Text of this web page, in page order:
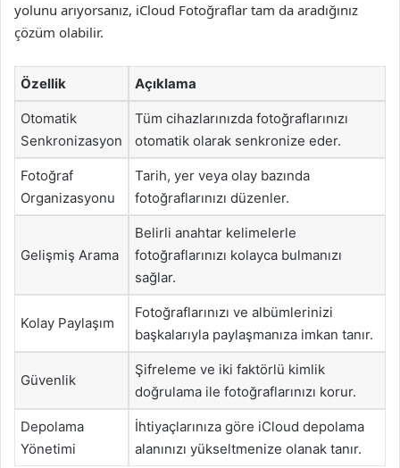
yolunu arıyorsanız, iCloud Fotoğraflar tam da aradığınız
çözüm olabilir.
Özellik Açıklama
Otomatik
Senkronizasyon
Tüm cihazlarınızda fotoğraflarınızı
otomatik olarak senkronize eder.
Fotoğraf
Organizasyonu
Tarih, yer veya olay bazında
fotoğraflarınızı düzenler.
Gelişmiş Arama
Belirli anahtar kelimelerle
fotoğraflarınızı kolayca bulmanızı
sağlar.
Kolay Paylaşım
Fotoğraflarınızı ve albümlerinizi
başkalarıyla paylaşmanıza imkan tanır.
Güvenlik
Şifreleme ve iki faktörlü kimlik
doğrulama ile fotoğraflarınızı korur.
Depolama
Yönetimi
İhtiyaçlarınıza göre iCloud depolama
alanınızı yükseltmenize olanak tanır.